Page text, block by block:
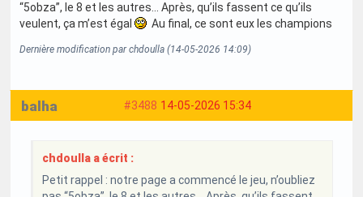
“5obza”, le 8 et les autres… Après, qu’ils fassent ce qu’ils
veulent, ça m’est égal
Au final, ce sont eux les champions
Dernière modification par chdoulla (14-05-2026 14:09)
#3488 14-05-2026 15:34
balha
chdoulla a écrit :
Petit rappel : notre page a commencé le jeu, n’oubliez